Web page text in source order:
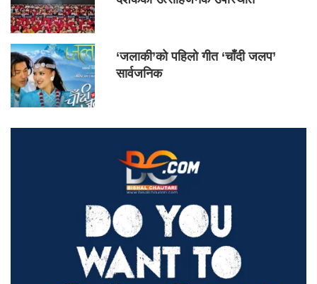
‘जलाकी’को पहिलो गीत ‘चाँदी जलप’
सार्वजनिक